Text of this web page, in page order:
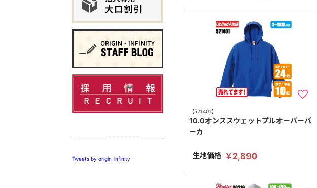
【521401】
10.0オンススウェットプルオーバーパ
ーカ
生地価格 ￥2,890
Tweets by origin_infinity